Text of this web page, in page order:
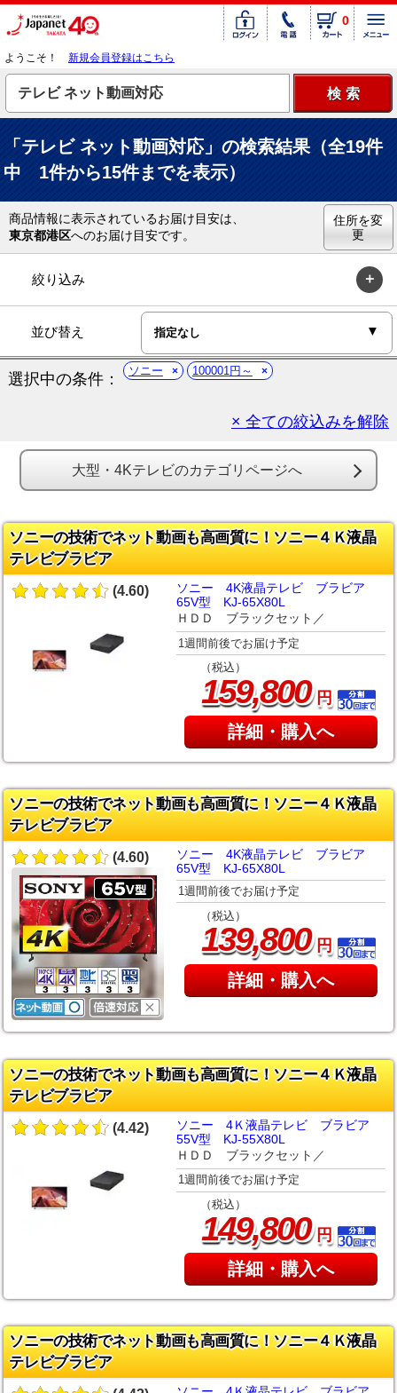
0
ようこそ！ 新規会員登録はこちら
「テレビ ネット動画対応」の検索結果（全19件
中 1件から15件までを表示）
商品情報に表示されているお届け目安は、
東京都港区へのお届け目安です。
住所を変
更
絞り込み
並び替え
選択中の条件： ソニー 100001円～
× 全ての絞込みを解除
大型・4Kテレビのカテゴリページへ
ソニーの技術でネット動画も高画質に！ソニー４Ｋ液晶
テレビブラビア
(4.60)
ソニー 4K液晶テレビ ブラビア
65V型 KJ-65X80L
ＨＤＤ ブラックセット／
1週間前後でお届け予定
（税込）
159,800円
詳細・購入へ
ソニーの技術でネット動画も高画質に！ソニー４Ｋ液晶
テレビブラビア
(4.60)
ソニー 4K液晶テレビ ブラビア
65V型 KJ-65X80L
1週間前後でお届け予定
（税込）
139,800円
詳細・購入へ
ソニーの技術でネット動画も高画質に！ソニー４Ｋ液晶
テレビブラビア
(4.42)
ソニー 4Ｋ液晶テレビ ブラビア
55V型 KJ-55X80L
ＨＤＤ ブラックセット／
1週間前後でお届け予定
（税込）
149,800円
詳細・購入へ
ソニーの技術でネット動画も高画質に！ソニー４Ｋ液晶
テレビブラビア